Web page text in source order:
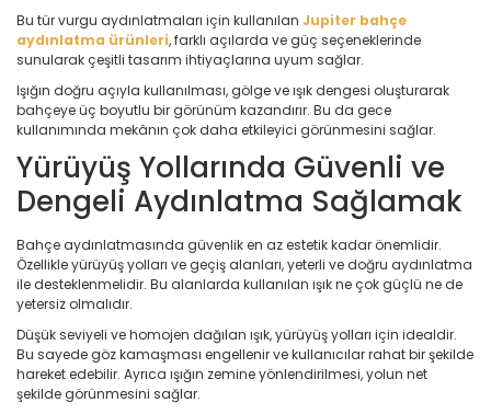
Bu tür vurgu aydınlatmaları için kullanılan Jupiter bahçe
aydınlatma ürünleri, farklı açılarda ve güç seçeneklerinde
sunularak çeşitli tasarım ihtiyaçlarına uyum sağlar.
Işığın doğru açıyla kullanılması, gölge ve ışık dengesi oluşturarak
bahçeye üç boyutlu bir görünüm kazandırır. Bu da gece
kullanımında mekânın çok daha etkileyici görünmesini sağlar.
Yürüyüş Yollarında Güvenli ve
Dengeli Aydınlatma Sağlamak
Bahçe aydınlatmasında güvenlik en az estetik kadar önemlidir.
Özellikle yürüyüş yolları ve geçiş alanları, yeterli ve doğru aydınlatma
ile desteklenmelidir. Bu alanlarda kullanılan ışık ne çok güçlü ne de
yetersiz olmalıdır.
Düşük seviyeli ve homojen dağılan ışık, yürüyüş yolları için idealdir.
Bu sayede göz kamaşması engellenir ve kullanıcılar rahat bir şekilde
hareket edebilir. Ayrıca ışığın zemine yönlendirilmesi, yolun net
şekilde görünmesini sağlar.